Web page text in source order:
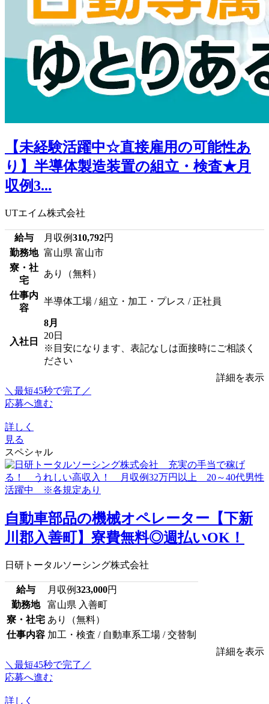
【未経験活躍中☆直接雇用の可能性あ
り】半導体製造装置の組立・検査★月
収例3...
UTエイム株式会社
給与 月収例310,792円
勤務地 富山県 富山市
寮・社
宅
あり（無料）
仕事内
容
半導体工場 / 組立・加工・プレス / 正社員
入社日
8月
20日
※目安になります、表記なしは面接時にご相談く
ださい
詳細を表示
＼最短45秒で完了／
応募へ進む
詳しく
見る
スペシャル
自動車部品の機械オペレーター【下新
川郡入善町】寮費無料◎週払いOK！
日研トータルソーシング株式会社
給与 月収例323,000円
勤務地
富山県 入善町
寮・社宅 あり（無料）
仕事内容 加工・検査 / 自動車系工場 / 交替制
詳細を表示
＼最短45秒で完了／
応募へ進む
詳しく